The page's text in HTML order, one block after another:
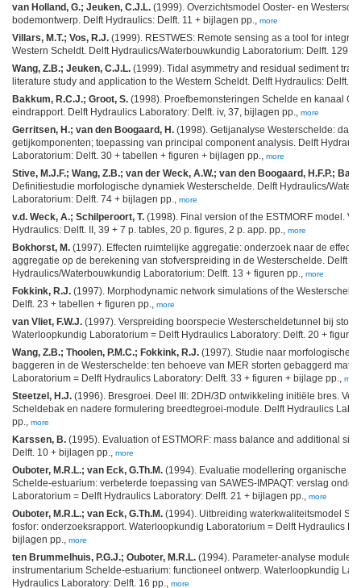
van Holland, G.; Jeuken, C.J.L. (1999). Overzichtsmodel Ooster- en
bodemontwerp. Delft Hydraulics: Delft. 11 + bijlagen pp., more
Villars, M.T.; Vos, R.J. (1999). RESTWES: Remote sensing as a tool for
Western Scheldt. Delft Hydraulics/Waterbouwkundig Laboratorium: Delft. 129
Wang, Z.B.; Jeuken, C.J.L. (1999). Tidal asymmetry and residual sediment
literature study and application to the Western Scheldt. Delft Hydraulics: Delft.
Bakkum, R.C.J.; Groot, S. (1998). Proefbemonsteringen Schelde en kanaal
eindrapport. Delft Hydraulics Laboratory: Delft. iv, 37, bijlagen pp., more
Gerritsen, H.; van den Boogaard, H. (1998). Getijanalyse Westerschelde:
getijkomponenten; toepassing van principal component analysis. Delft
Laboratorium: Delft. 30 + tabellen + figuren + bijlagen pp., more
Stive, M.J.F.; Wang, Z.B.; van der Weck, A.W.; van den Boogaard, H.F.P.;
Definitiestudie morfologische dynamiek Westerschelde. Delft Hydraulics/
Laboratorium: Delft. 74 + bijlagen pp., more
v.d. Weck, A.; Schilperoort, T. (1998). Final version of the ESTMORF model.
Hydraulics: Delft. II, 39 + 7 p. tables, 20 p. figures, 2 p. app. pp., more
Bokhorst, M. (1997). Effecten ruimtelijke aggregatie: onderzoek naar de
aggregatie op de berekening van stofverspreiding in de Westerschelde. Delft
Hydraulics/Waterbouwkundig Laboratorium: Delft. 13 + figuren pp., more
Fokkink, R.J. (1997). Morphodynamic network simulations of the
Delft. 23 + tabellen + figuren pp., more
van Vliet, F.W.J. (1997). Verspreiding boorspecie Westerscheldetunnel bij
Waterloopkundig Laboratorium = Delft Hydraulics Laboratory: Delft. 20 +
Wang, Z.B.; Thoolen, P.M.C.; Fokkink, R.J. (1997). Studie naar morfologische
baggeren in de Westerschelde: ten behoeve van MER storten gebaggerd
Laboratorium = Delft Hydraulics Laboratory: Delft. 33 + figuren + bijlage pp.,
Steetzel, H.J. (1996). Bresgroei. Deel III: 2DH/3D ontwikkeling initiële bres.
Scheldebak en nadere formulering breedtegroei-module. Delft Hydraulics
pp., more
Karssen, B. (1995). Evaluation of ESTMORF: mass balance and additional
Delft. 10 + bijlagen pp., more
Ouboter, M.R.L.; van Eck, G.Th.M. (1994). Evaluatie modellering organische
Schelde-estuarium: verbeterde toepassing van SAWES-IMPAQT: verslag
Laboratorium = Delft Hydraulics Laboratory: Delft. 21 + bijlagen pp., more
Ouboter, M.R.L.; van Eck, G.Th.M. (1994). Uitbreiding waterkwaliteitsmodel
fosfor: onderzoeksrapport. Waterloopkundig Laboratorium = Delft Hydraulics
bijlagen pp., more
ten Brummelhuis, P.G.J.; Ouboter, M.R.L. (1994). Parameter-analyse module
instrumentarium Schelde-estuarium: functioneel ontwerp. Waterloopkundig
Hydraulics Laboratory: Delft. 16 pp., more